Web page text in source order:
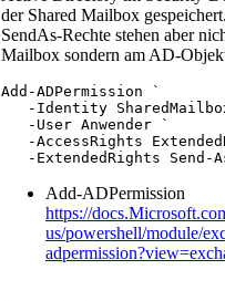
der Shared Mailbox
SendAs-Rechte stehen aber
Mailbox sondern am AD-
Add-ADPermission `
-Identity
   -User Anwender `
-AccessRights
-ExtendedRights Send-
Add-ADPermission
https://
us/powershell/module/